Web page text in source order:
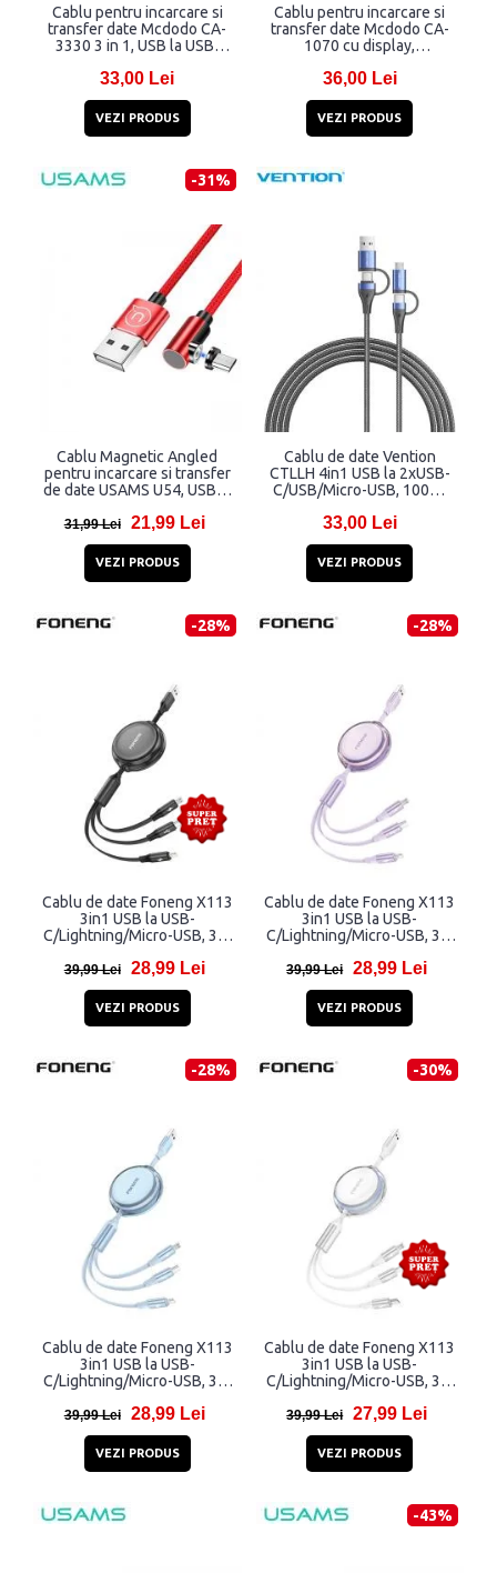
Cablu pentru incarcare si
transfer date Mcdodo CA-
3330 3 in 1, USB la USB-
100W, 6A, 1.2m, Negru
33,00 Lei
VEZI PRODUS
Cablu pentru incarcare si
transfer date Mcdodo CA-
1070 cu display,
1.2m, Negru
36,00 Lei
VEZI PRODUS
-31%
Cablu Magnetic Angled
pentru incarcare si transfer
de date USAMS U54, USB-A
31,99 Lei 21,99 Lei
VEZI PRODUS
Cablu de date Vention
CTLLH 4in1 USB la 2xUSB-
C/USB/Micro-USB, 100W,
33,00 Lei
VEZI PRODUS
-28%
Cablu de date Foneng X113
3in1 USB la USB-
C/Lightning/Micro-USB, 3A,
39,99 Lei 28,99 Lei
VEZI PRODUS
-28%
Cablu de date Foneng X113
3in1 USB la USB-
C/Lightning/Micro-USB, 3A,
39,99 Lei 28,99 Lei
VEZI PRODUS
-28%
Cablu de date Foneng X113
3in1 USB la USB-
C/Lightning/Micro-USB, 3A,
39,99 Lei 28,99 Lei
VEZI PRODUS
-30%
Cablu de date Foneng X113
3in1 USB la USB-
C/Lightning/Micro-USB, 3A,
39,99 Lei 27,99 Lei
VEZI PRODUS
-43%